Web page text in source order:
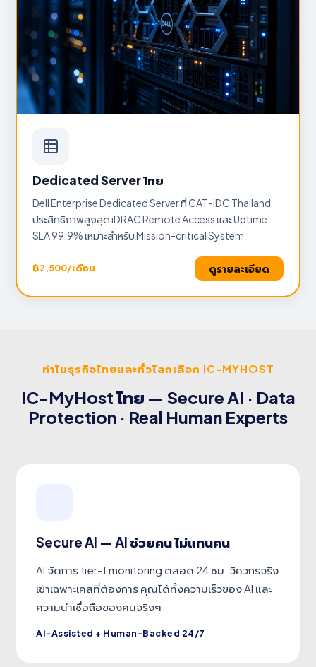
Dedicated Server ไทย
Dell Enterprise Dedicated Server ที่ CAT-IDC Thailand
ประสิทธิภาพสูงสุด iDRAC Remote Access และ Uptime
SLA 99.9% เหมาะสำหรับ Mission-critical System
฿2,500/เดือน ดูรายละเอียด
ทำไมธุรกิจไทยและทั่วโลกเลือก IC-MYHOST
IC-MyHost ไทย — Secure AI · Data
Protection · Real Human Experts
Secure AI — AI ช่วยคน ไม่แทนคน
AI จัดการ tier-1 monitoring ตลอด 24 ชม. วิศวกรจริง
เข้าเฉพาะเคสที่ต้องการ คุณได้ทั้งความเร็วของ AI และ
ความน่าเชื่อถือของคนจริงๆ
AI-Assisted + Human-Backed 24/7